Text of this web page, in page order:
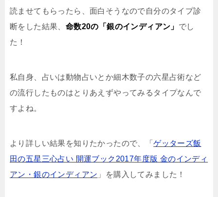
読ませてもらったら、面白そうなので自分のタイプ診
断をした結果、 命数20の「銀のインディアン」 でし
た！
私自身、占いは動物占いとか細木数子の六星占術など
の流行したものはとりあえずやってみるタイプなんで
すよね。
より詳しい結果を知りたかったので、「ゲッターズ飯
田の五星三心占い 開運ブック2017年度版 金のインディ
アン・銀のインディアン 」を購入してみました！